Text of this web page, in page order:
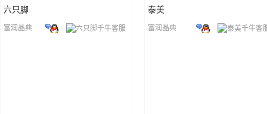
六只脚
富润晶典
泰美
富润晶典